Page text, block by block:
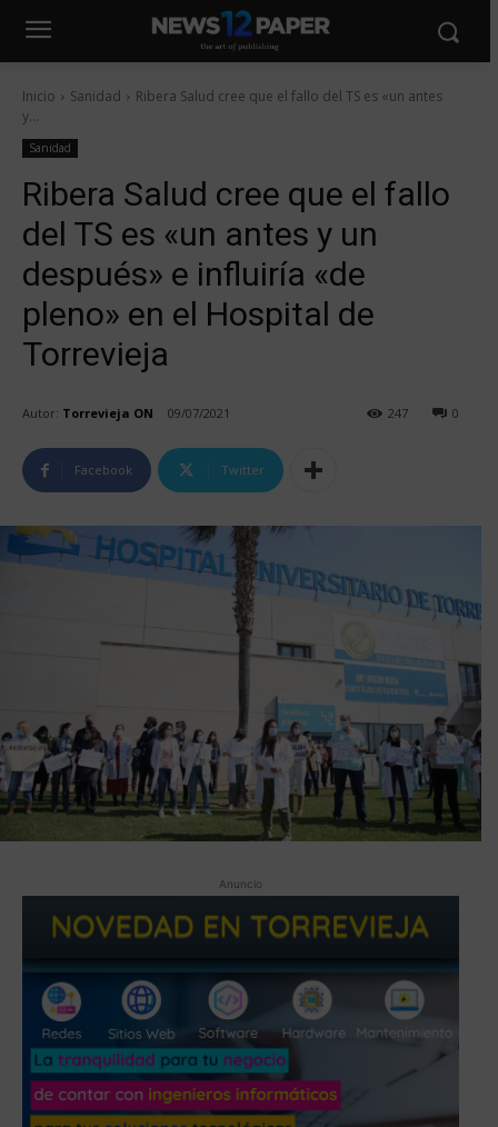
Inicio Sanidad
Ribera Salud cree que el fallo del TS es «un antes
y...
Sanidad
Ribera Salud cree que el fallo
del TS es «un antes y un
después» e influiría «de
pleno» en el Hospital de
Torrevieja
Autor: Torrevieja ON 09/07/2021 0
247
Facebook Twitter
Anuncio